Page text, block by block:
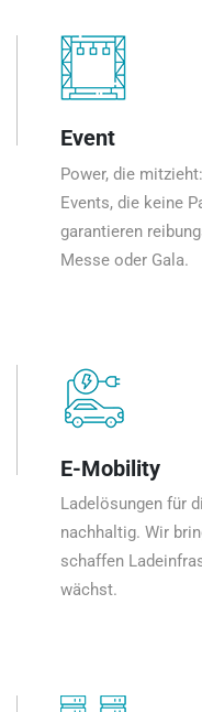
Event
Power, die
Events, die keine
garantieren
Messe oder Gala.
E-Mobility
Ladelösungen für
nachhaltig. Wir
schaffen
wächst.